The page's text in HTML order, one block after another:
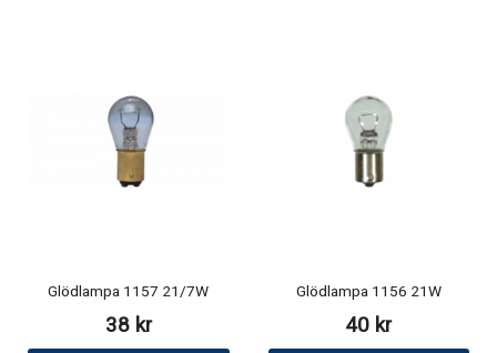
Glödlampa 1157 21/7W
38 kr
Glödlampa 1156 21W
40 kr